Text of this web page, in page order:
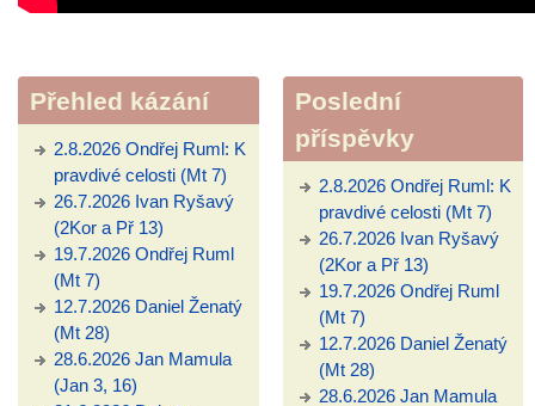
Přehled kázání
2.8.2026 Ondřej Ruml: K
pravdivé celosti (Mt 7)
26.7.2026 Ivan Ryšavý
(2Kor a Př 13)
19.7.2026 Ondřej Ruml
(Mt 7)
12.7.2026 Daniel Ženatý
(Mt 28)
28.6.2026 Jan Mamula
(Jan 3, 16)
Poslední
příspěvky
2.8.2026 Ondřej Ruml: K
pravdivé celosti (Mt 7)
26.7.2026 Ivan Ryšavý
(2Kor a Př 13)
19.7.2026 Ondřej Ruml
(Mt 7)
12.7.2026 Daniel Ženatý
(Mt 28)
28.6.2026 Jan Mamula